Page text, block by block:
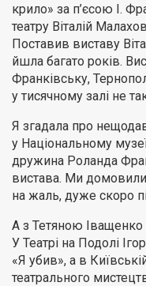
крило» за п’єсою І.
театру Віталій
Поставив виставу
йшла багато років.
Франківську,
у тисячному залі не
Я згадала про
у Національному
дружина Роланда
вистава. Ми
на жаль, дуже скоро
А з Тетяною Іващенко
У Театрі на Подолі
«Я убив», а в
театрального